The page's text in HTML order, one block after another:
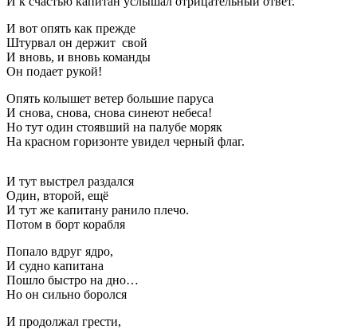
И вот опять как прежде
Штурвал он держит свой
И вновь, и вновь команды
Он подает рукой!
Опять колышет ветер большие паруса
И снова, снова, снова синеют небеса!
Но тут один стоявший на палубе моряк
На красном горизонте увидел черный флаг.
И тут выстрел раздался
Один, второй, ещё
И тут же капитану ранило плечо.
Потом в борт корабля
Попало вдруг ядро,
И судно капитана
Пошло быстро на дно…
Но он сильно боролся
И продолжал грести,